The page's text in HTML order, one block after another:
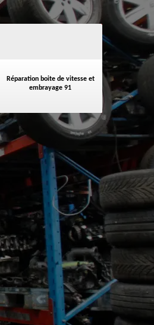
Réparation boite de vitesse et
embrayage 91